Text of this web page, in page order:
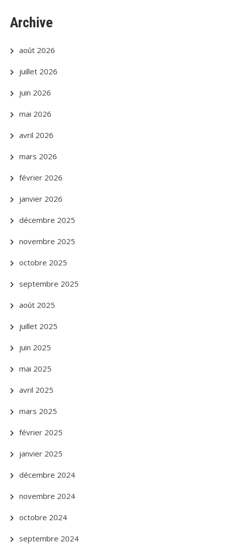
Archive
août 2026
juillet 2026
juin 2026
mai 2026
avril 2026
mars 2026
février 2026
janvier 2026
décembre 2025
novembre 2025
octobre 2025
septembre 2025
août 2025
juillet 2025
juin 2025
mai 2025
avril 2025
mars 2025
février 2025
janvier 2025
décembre 2024
novembre 2024
octobre 2024
septembre 2024